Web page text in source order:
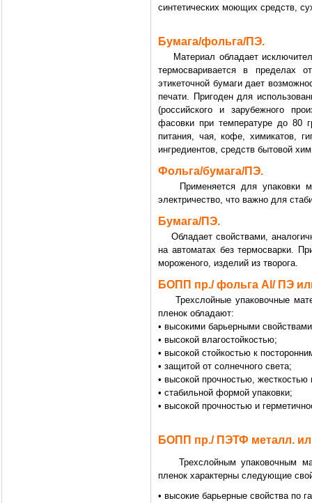
синтетических моющих средств,
Бумага/фольга/ПЭ.
Материал обладает
термосваривается в пределах
этикеточной бумаги дает
печати. Пригоден для
(российского и зарубежного
фасовки при температуре до 80
питания, чая, кофе, химикатов,
ингредиентов, средств бытовой
Фольга/бумага/ПЭ.
Применяется для упаковки
электричество, что важно для
Бумага/ПЭ.
Обладает свойствами,
на автоматах без термосварки.
мороженого, изделий из творога.
БОПП пр./ фольга Al/ ПЭ
Трехслойные упаковочные
пленок обладают:
• высокими барьерными
• высокой влагостойкостью;
• высокой стойкостью к
• защитой от солнечного света;
• высокой прочностью, жесткостью
• стабильной формой упаковки;
• высокой прочностью и
БОПП пр./ ПЭТФ металл.
Трехслойным упаковочным
пленок характерны следующие
• высокие барьерные свойства по